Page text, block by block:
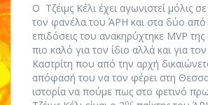
Ο Τζέιμς Κέλι έχει αγωνιστεί μόλις
τον φανέλα του ΆΡΗ και στα δύο από
επιδόσεις του ανακηρύχτηκε MVP της
πιο καλό για τον ίδιο αλλά και για
Καστρίτη που από την αρχή
απόφασή του να τον φέρει στη
ιστορία να πούμε πως στο φετινό
ος